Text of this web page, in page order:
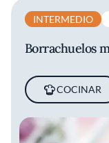
INTERMEDIO
Borrachuelos
COCINAR